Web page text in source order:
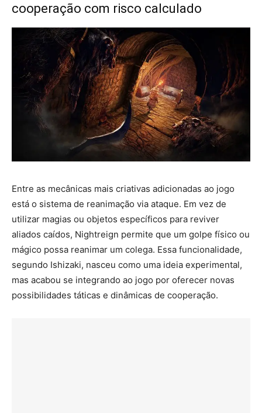
cooperação com risco calculado
Entre as mecânicas mais criativas adicionadas ao jogo
está o sistema de reanimação via ataque. Em vez de
utilizar magias ou objetos específicos para reviver
aliados caídos, Nightreign permite que um golpe físico ou
mágico possa reanimar um colega. Essa funcionalidade,
segundo Ishizaki, nasceu como uma ideia experimental,
mas acabou se integrando ao jogo por oferecer novas
possibilidades táticas e dinâmicas de cooperação.